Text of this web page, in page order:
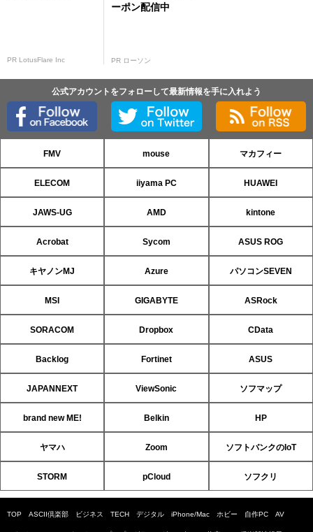
PR LotusFlare Inc
ーポン配信中
PR ローソン
公式アカウントをフォローして最新情報を手に入れよう
FMV mouse マカフィー
ELECOM iiyama PC HUAWEI
JAWS-UG AMD kintone
Acrobat Sycom ASUS ROG
キヤノンMJ Azure パソコンSEVEN
MSI GIGABYTE ASRock
SORACOM Dropbox CData
Backlog Fortinet ASUS
JAPANNEXT ViewSonic ソフマップ
brand new ME! Belkin HP
ヤマハ Zoom ソフトバンクのIoT
STORM pCloud ソフクリ
TOP ASCII倶楽部 ビジネス TECH デジタル iPhone/Mac ホビー 自作PC AV